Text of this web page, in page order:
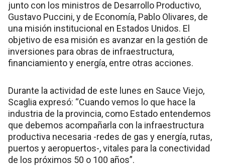
junto con los ministros de Desarrollo Productivo,
Gustavo Puccini, y de Economía, Pablo Olivares, de
una misión institucional en Estados Unidos. El
objetivo de esa misión es avanzar en la gestión de
inversiones para obras de infraestructura,
financiamiento y energía, entre otras acciones.
Durante la actividad de este lunes en Sauce Viejo,
Scaglia expresó: “Cuando vemos lo que hace la
industria de la provincia, como Estado entendemos
que debemos acompañarla con la infraestructura
productiva necesaria -redes de gas y energía, rutas,
puertos y aeropuertos-, vitales para la conectividad
de los próximos 50 o 100 años”.